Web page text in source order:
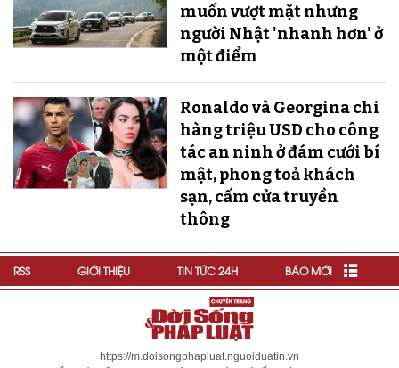
muốn vượt mặt nhưng
người Nhật 'nhanh hơn' ở
một điểm
Ronaldo và Georgina chi
hàng triệu USD cho công
tác an ninh ở đám cưới bí
mật, phong toả khách
sạn, cấm cửa truyền
thông
RSS GIỚI THIỆU TIN TỨC 24H BÁO MỚI
https://m.doisongphapluat.nguoiduatin.vn